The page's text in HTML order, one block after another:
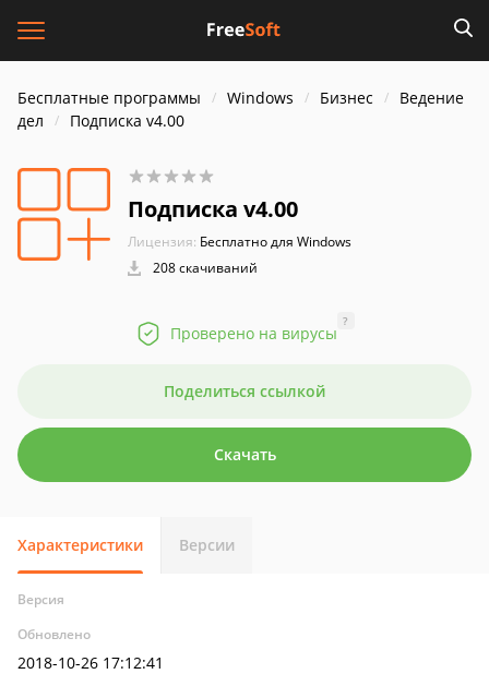
Бесплатные программы Windows Бизнес
Ведение
дел
Подписка v4.00
Подписка v4.00
Лицензия: Бесплатно для Windows
208 скачиваний
Проверено на вирусы
?
Поделиться ссылкой
Скачать
Характеристики Версии
Версия
Обновлено
2018-10-26 17:12:41